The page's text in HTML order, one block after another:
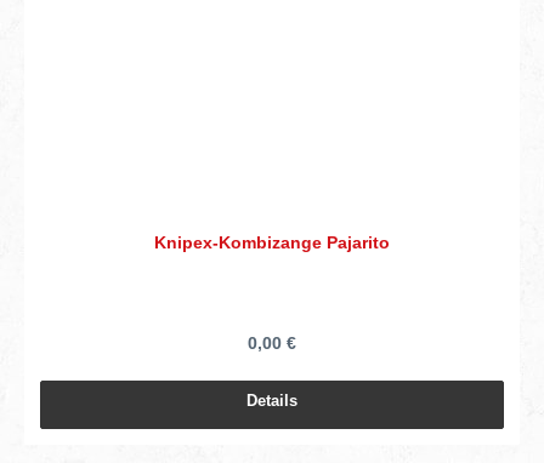
Knipex-Kombizange Pajarito
0,00 €
Details